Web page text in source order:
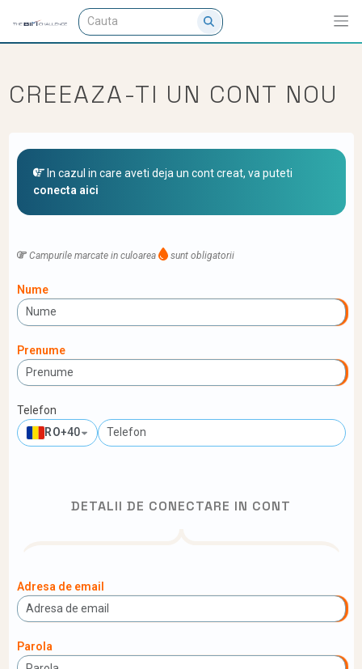
CREEAZA-TI UN CONT NOU
In cazul in care aveti deja un cont creat, va puteti
conecta aici
Campurile marcate in culoarea sunt obligatorii
Nume
Prenume
Telefon
RO+40
DETALII DE CONECTARE IN CONT
Adresa de email
Parola